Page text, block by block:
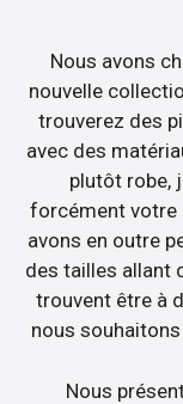
Nous avons
nouvelle
trouverez des
avec des
plutôt robe,
forcément votre
avons en outre
des tailles allant
trouvent être à
nous
Nous